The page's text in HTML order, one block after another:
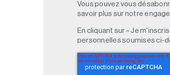
Vous pouvez vous
savoir plus sur notre
En cliquant sur « Je
personnelles soumises ci-